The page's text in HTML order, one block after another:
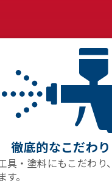
徹底的なこだわり
具・塗料にもこだわり
。